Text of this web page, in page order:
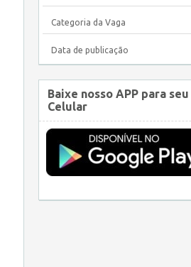
Categoria da Vaga
Data de publicação
Baixe nosso APP para seu
Celular